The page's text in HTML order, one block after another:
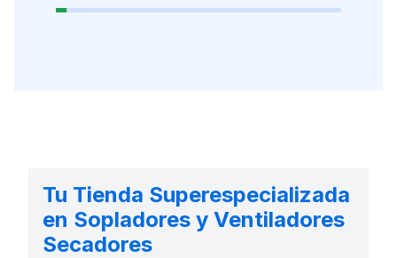
Tu Tienda Superespecializada
en Sopladores y Ventiladores
Secadores